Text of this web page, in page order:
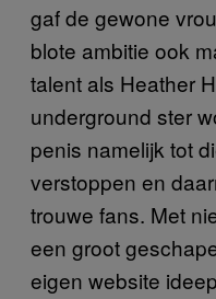
gaf de gewone
blote ambitie ook
talent als Heather
underground ster
penis namelijk tot
verstoppen en
trouwe fans. Met
een groot
eigen website